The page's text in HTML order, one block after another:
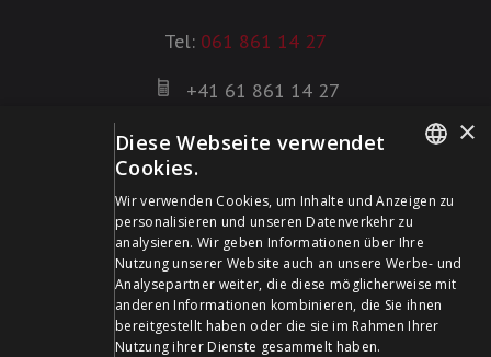
Tel: 061 861 14 27
+41 61 861 14 27
info@schildwaffen.ch
Zahlungsmittel
Besuchen Sie uns in den Sozialen Medien und bleiben Sie
FRENCH
×
Diese Webseite verwendet
Cookies.
Wir verwenden Cookies, um Inhalte und Anzeigen zu
personalisieren und unseren Datenverkehr zu
analysieren. Wir geben Informationen über Ihre
Nutzung unserer Website auch an unsere Werbe- und
Analysepartner weiter, die diese möglicherweise mit
anderen Informationen kombinieren, die Sie ihnen
bereitgestellt haben oder die sie im Rahmen Ihrer
Nutzung ihrer Dienste gesammelt haben.